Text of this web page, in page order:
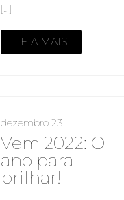
[…]
LEIA MAIS
dezembro 23
Vem 2022: O
ano para
brilhar!